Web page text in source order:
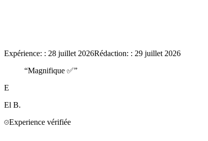
Expérience: : 28 juillet 2026Rédaction: : 29 juillet 2026
“Magnifique ✅”
E
El B.
Experience vérifiée